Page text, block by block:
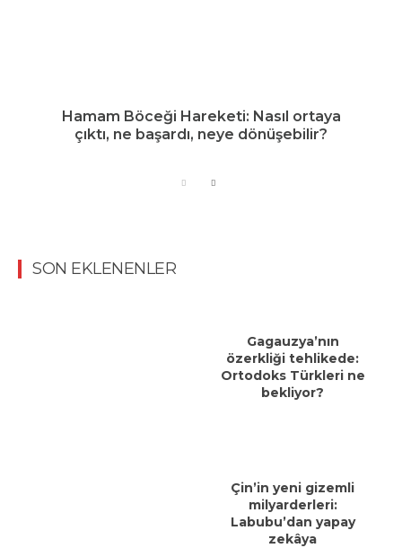
Hamam Böceği Hareketi: Nasıl ortaya
çıktı, ne başardı, neye dönüşebilir?
SON EKLENENLER
Gagauzya’nın
özerkliği tehlikede:
Ortodoks Türkleri ne
bekliyor?
Çin’in yeni gizemli
milyarderleri:
Labubu’dan yapay
zekâya